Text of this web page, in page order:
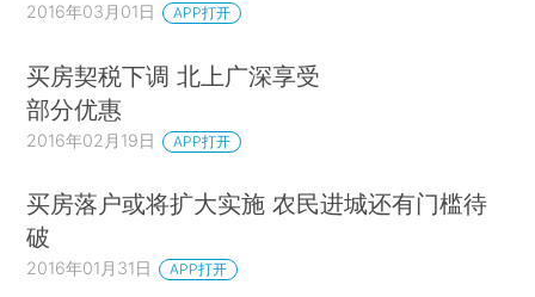
2016年03月01日 APP打开
买房契税下调 北上广深享受
部分优惠
2016年02月19日 APP打开
买房落户或将扩大实施 农民进城还有门槛待
破
2016年01月31日 APP打开